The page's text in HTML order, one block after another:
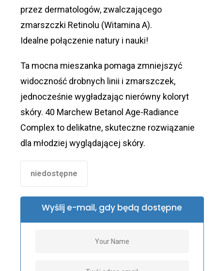
przez dermatologów, zwalczającego
zmarszczki Retinolu (Witamina A).
Idealne połączenie natury i nauki!
Ta mocna mieszanka pomaga zmniejszyć
widoczność drobnych linii i zmarszczek,
jednocześnie wygładzając nierówny koloryt
skóry. 40 Marchew Betanol Age-Radiance
Complex to delikatne, skuteczne rozwiązanie
dla młodziej wyglądającej skóry.
niedostępne
Wyślij e-mail, gdy będą dostępne